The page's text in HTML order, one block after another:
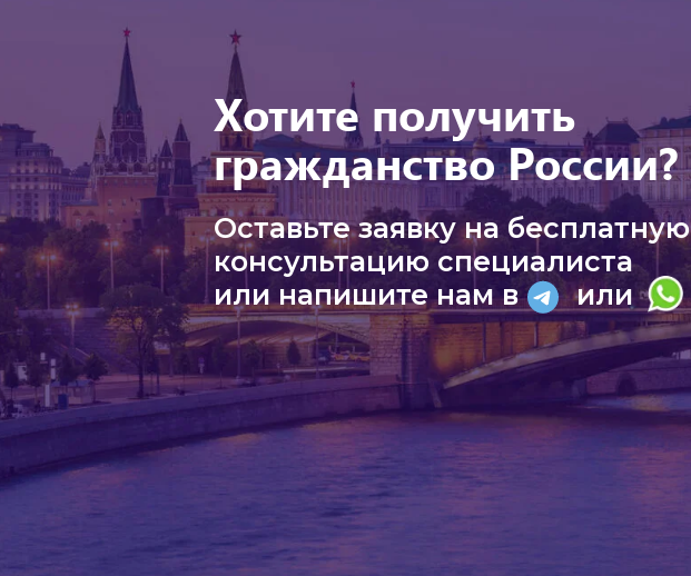
Хотите получить
гражданство России?
Оставьте заявку на бесплатную
консультацию специалиста
или напишите нам в
или